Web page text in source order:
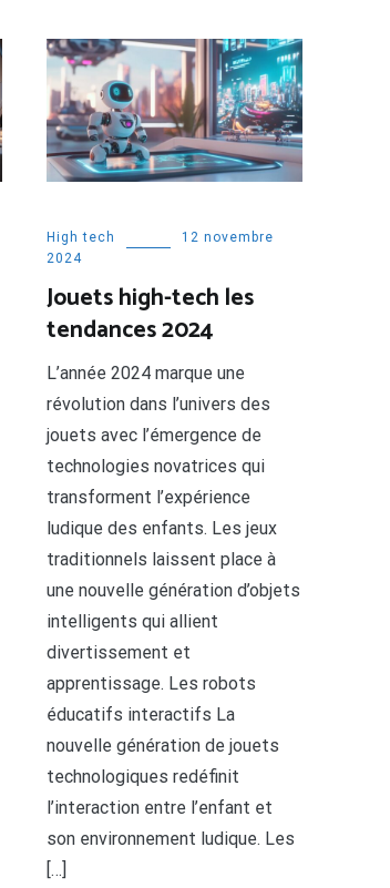
High tech
12 novembre
2024
Jouets high-tech les
tendances 2024
L’année 2024 marque une
révolution dans l’univers des
jouets avec l’émergence de
technologies novatrices qui
transforment l’expérience
ludique des enfants. Les jeux
traditionnels laissent place à
une nouvelle génération d’objets
intelligents qui allient
divertissement et
apprentissage. Les robots
éducatifs interactifs La
nouvelle génération de jouets
technologiques redéfinit
l’interaction entre l’enfant et
son environnement ludique. Les
[…]